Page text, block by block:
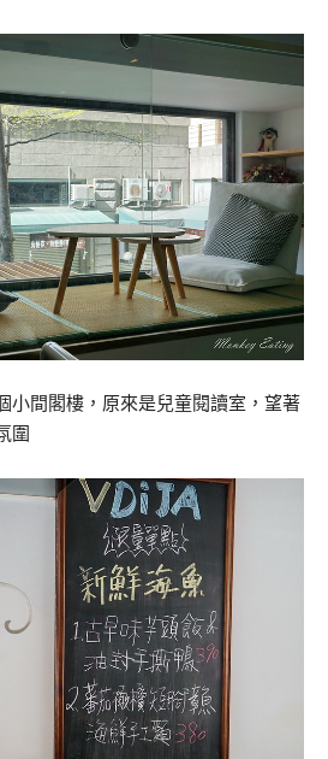
小間閣樓，原來是兒童閱讀室，望著
圍